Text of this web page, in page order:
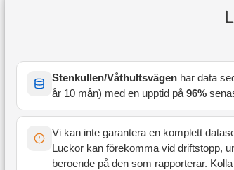
Stenkullen/Våthultsvägen har data
år 10 mån) med en upptid på 96%
Vi kan inte garantera en komplett
Luckor kan förekomma vid driftstopp,
beroende på den som rapporterar.